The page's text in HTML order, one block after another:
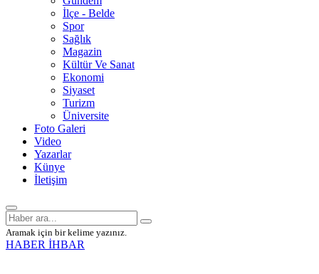
İlçe - Belde
Spor
Sağlık
Magazin
Kültür Ve Sanat
Ekonomi
Siyaset
Turizm
Üniversite
Foto Galeri
Video
Yazarlar
Künye
İletişim
Aramak için bir kelime yazınız.
HABER İHBAR